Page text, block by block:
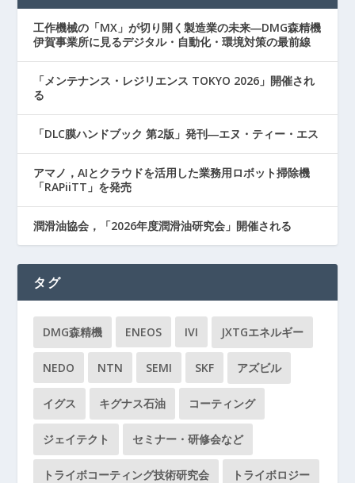
工作機械の「MX」が切り開く製造業の未来―DMG森精機
伊賀事業所に見るデジタル・自動化・環境対策の最前線
「メンテナンス・レジリエンス TOKYO 2026」開催され
る
「DLC膜ハンドブック 第2版」発刊―エヌ・ティー・エス
アマノ，AIとクラウドを活用した業務用ロボット掃除機
「RAPiiTT」を発売
潤滑油協会，「2026年度潤滑油研究会」開催される
タグ
DMG森精機 ENEOS IVI JXTGエネルギー
NEDO NTN SEMI SKF アズビル
イグス キグナス石油 コーティング
ジェイテクト セミナー・研修会など
トライボコーティング技術研究会 トライボロジー